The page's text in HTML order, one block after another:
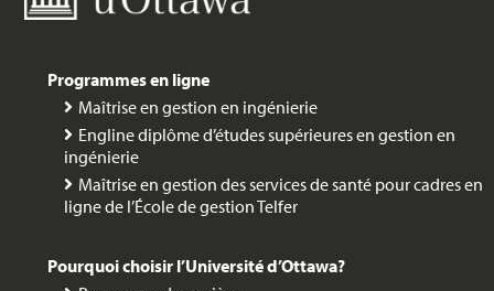
Programmes en ligne
Maîtrise en gestion en ingénierie
Engline diplôme d’études supérieures en gestion en
ingénierie
Maîtrise en gestion des services de santé pour cadres en
ligne de l’École de gestion Telfer
Pourquoi choisir l’Université d’Ottawa?